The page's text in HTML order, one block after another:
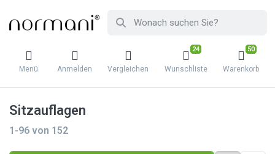
Menü Anmelden Vergleichen
24
Wunschliste
50
Warenkorb
Sitzauflagen
1-96 von 152